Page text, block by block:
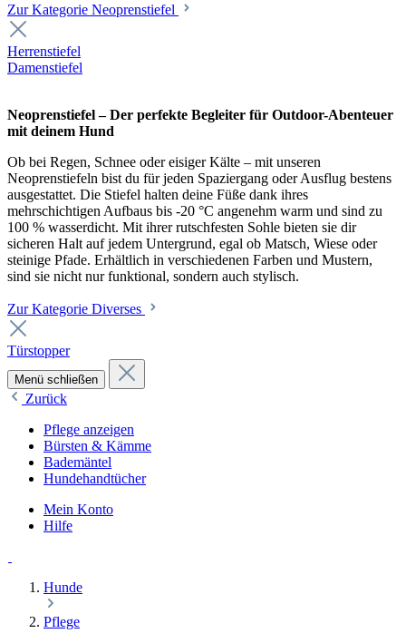
Zur Kategorie Neoprenstiefel
Herrenstiefel
Damenstiefel
Neoprenstiefel – Der perfekte Begleiter für Outdoor-Abenteuer
mit deinem Hund
Ob bei Regen, Schnee oder eisiger Kälte – mit unseren
Neoprenstiefeln bist du für jeden Spaziergang oder Ausflug bestens
ausgestattet. Die Stiefel halten deine Füße dank ihres
mehrschichtigen Aufbaus bis -20 °C angenehm warm und sind zu
100 % wasserdicht. Mit ihrer rutschfesten Sohle bieten sie dir
sicheren Halt auf jedem Untergrund, egal ob Matsch, Wiese oder
steinige Pfade. Erhältlich in verschiedenen Farben und Mustern,
sind sie nicht nur funktional, sondern auch stylisch.
Zur Kategorie Diverses
Türstopper
Menü schließen
Zurück
Pflege anzeigen
Bürsten & Kämme
Bademäntel
Hundehandtücher
Mein Konto
Hilfe
Hunde
Pflege